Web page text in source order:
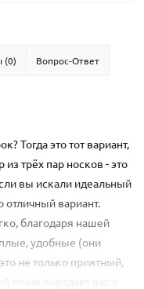
(0) Вопрос-Ответ
Тогда это тот вариант,
трёх пар носков - это
вы искали идеальный
отличный вариант.
благодаря нашей
удобные (они
не только приятный,
порадует вас и